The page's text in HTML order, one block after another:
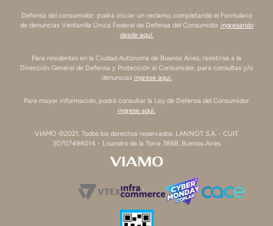
Defensa del consumidor: podrá iniciar un reclamo, completando el Formulario
de denuncias Ventanilla Única Federal de Defensa del Consumidor ingresando
desde aquí.
Para residentes en la Ciudad Autónoma de Buenos Aires, remitirse a la
Dirección General de Defensa y Protección al Consumidor, para consultas y/o
denuncias ingrese aquí.
Para mayor información, podrá consultar la Ley de Defensa del Consumidor
ingrese aquí.
VIAMO ©2021. Todos los derechos reservados. LANNOT S.A. - CUIT
30707494014 - Lisandro de la Torre 3868, Buenos Aires